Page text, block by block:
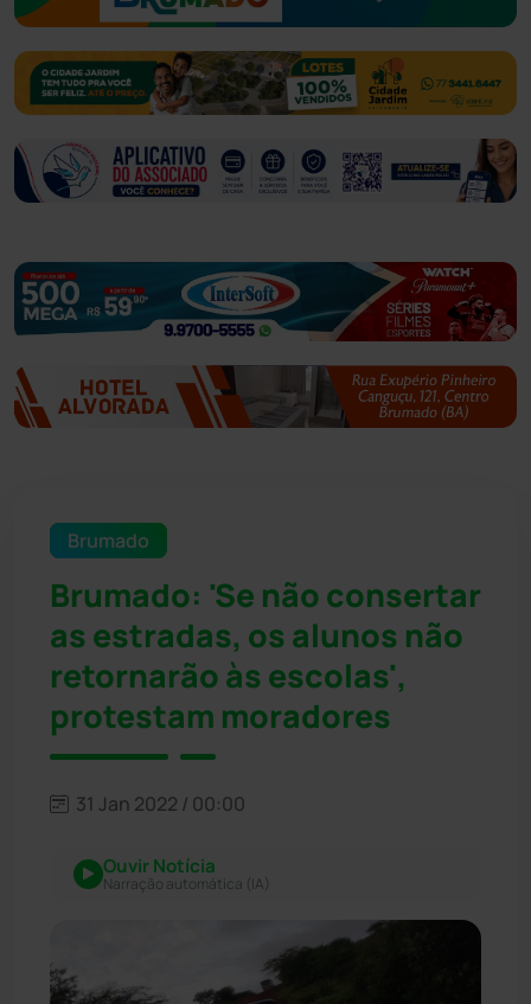
Brumado
Brumado: 'Se não consertar
as estradas, os alunos não
retornarão às escolas',
protestam moradores
31 Jan 2022 / 00:00
Ouvir Notícia
Narração automática (IA)